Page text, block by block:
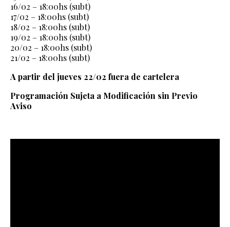
16/02 – 18:00hs (subt)
17/02 – 18:00hs (subt)
18/02 – 18:00hs (subt)
19/02 – 18:00hs (subt)
20/02 – 18:00hs (subt)
21/02 – 18:00hs (subt)
A partir del jueves 22/02 fuera de cartelera
Programación Sujeta a Modificación sin Previo
Aviso